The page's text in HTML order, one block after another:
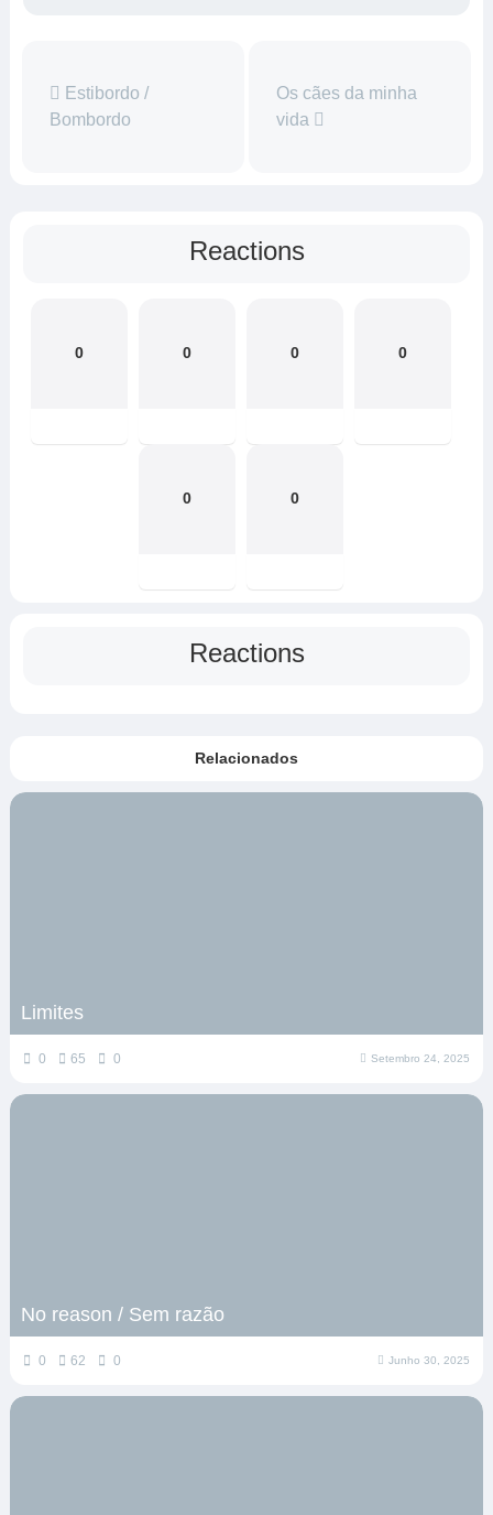
Estibordo /
Bombordo
Os cães da minha
vida
Reactions
0 0 0 0
0 0
Reactions
Relacionados
Limites
0 65 0 Setembro 24, 2025
No reason / Sem razão
0 62 0 Junho 30, 2025